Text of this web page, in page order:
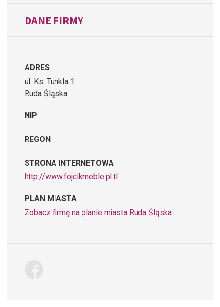
DANE FIRMY
ADRES
ul. Ks. Tunkla 1
Ruda Śląska
NIP
REGON
STRONA INTERNETOWA
http://www.fojcikmeble.pl.tl
PLAN MIASTA
Zobacz firmę na planie miasta Ruda Śląska